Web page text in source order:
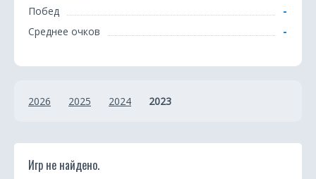
Побед -
Среднее очков -
2026 2025 2024 2023
Игр не найдено.